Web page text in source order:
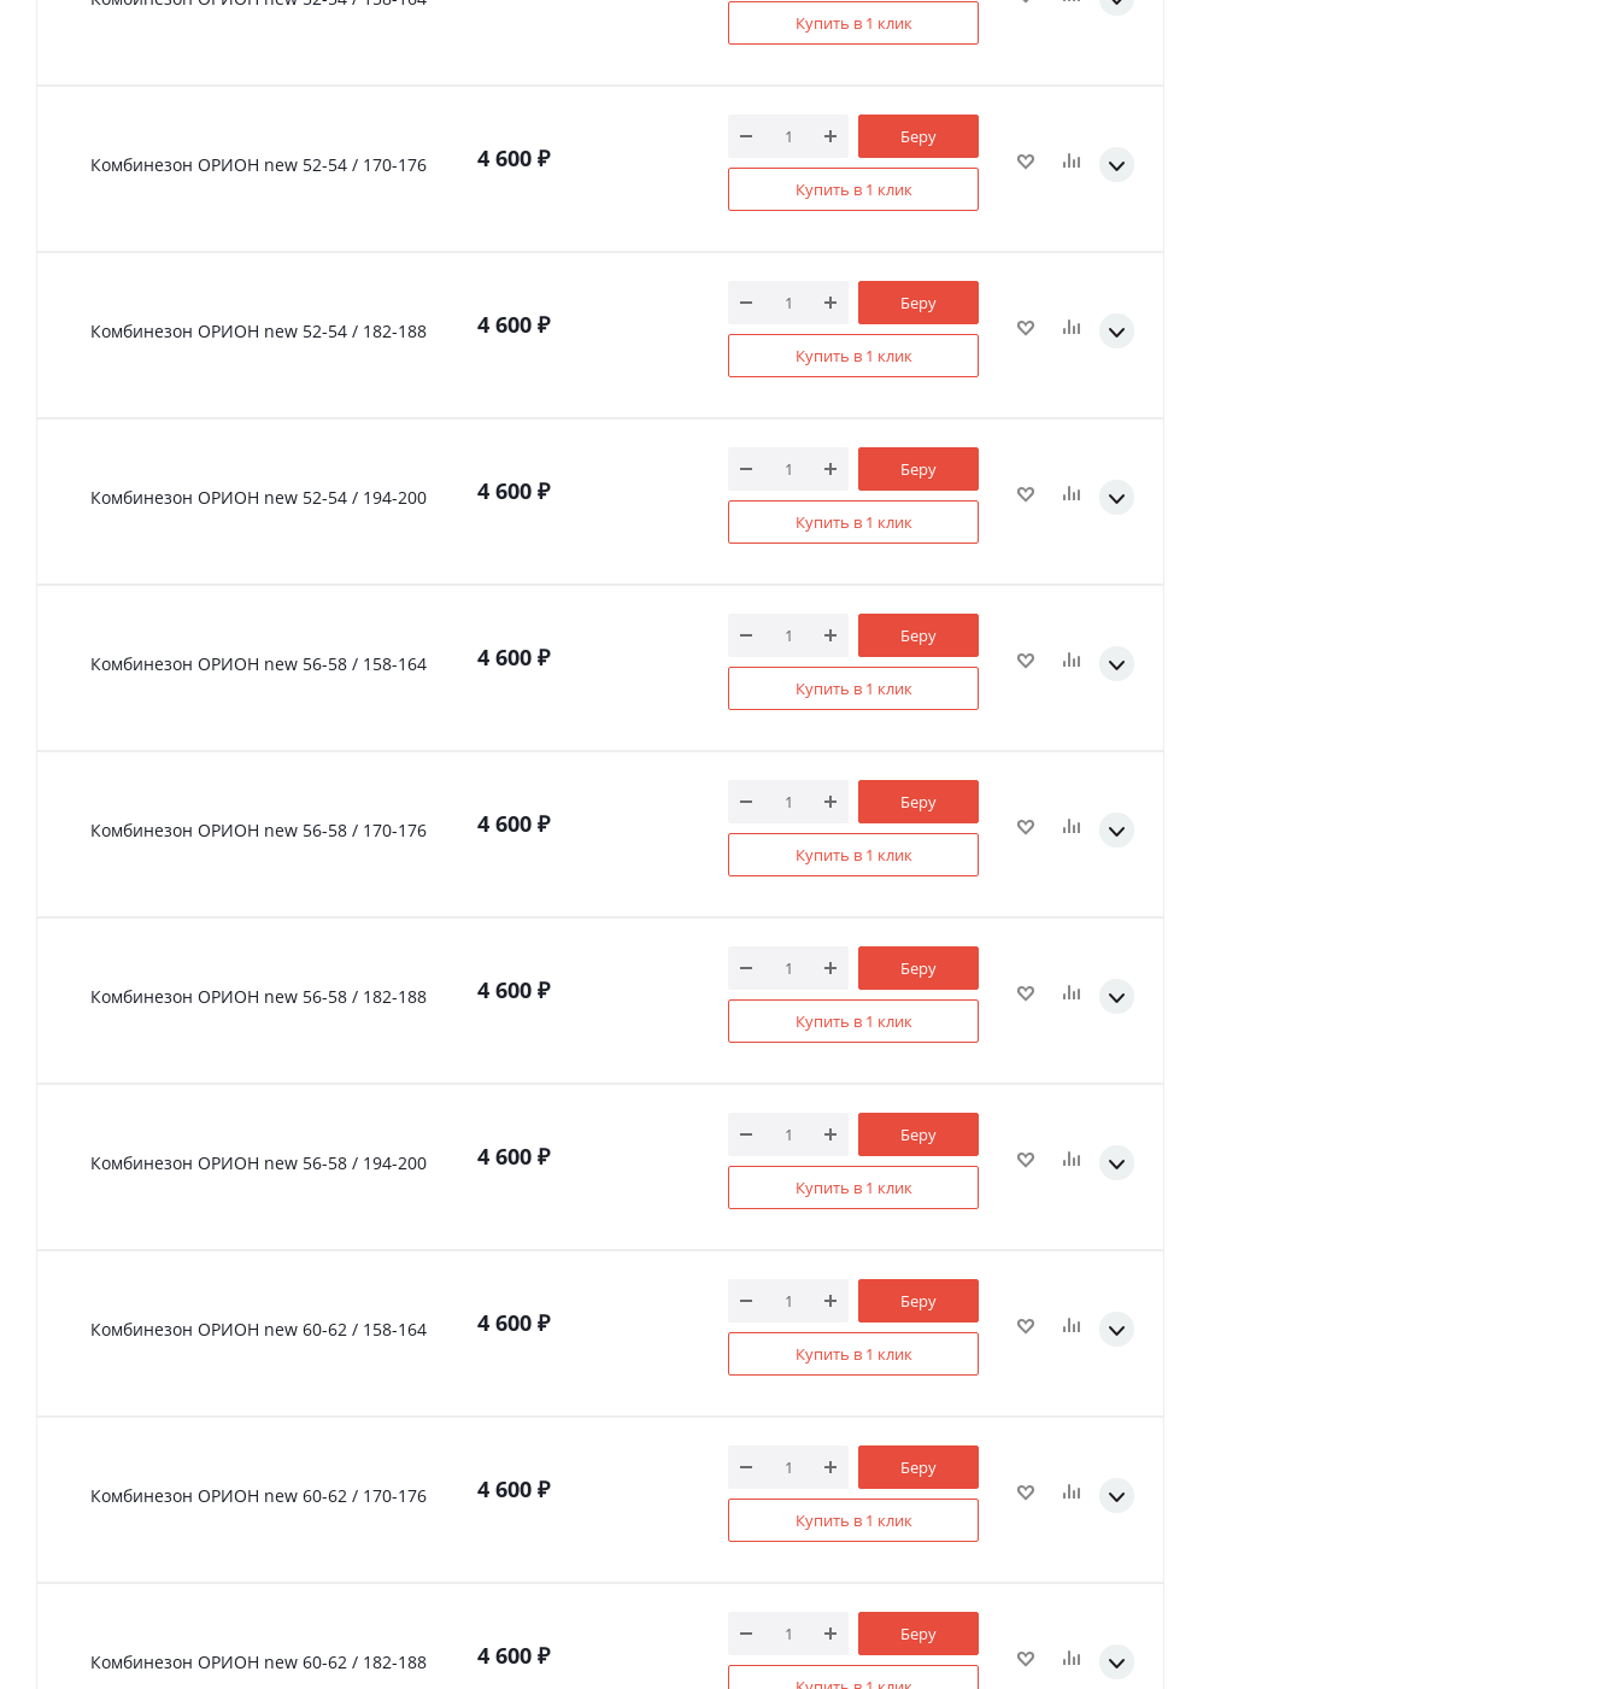
Купить в 1 клик
Комбинезон ОРИОН new 52-54 / 170-176 4 600 ₽
Беру
Купить в 1 клик
Комбинезон ОРИОН new 52-54 / 182-188 4 600 ₽
Беру
Купить в 1 клик
Комбинезон ОРИОН new 52-54 / 194-200 4 600 ₽
Беру
Купить в 1 клик
Комбинезон ОРИОН new 56-58 / 158-164 4 600 ₽
Беру
Купить в 1 клик
Комбинезон ОРИОН new 56-58 / 170-176 4 600 ₽
Беру
Купить в 1 клик
Комбинезон ОРИОН new 56-58 / 182-188 4 600 ₽
Беру
Купить в 1 клик
Комбинезон ОРИОН new 56-58 / 194-200 4 600 ₽
Беру
Купить в 1 клик
Комбинезон ОРИОН new 60-62 / 158-164 4 600 ₽
Беру
Купить в 1 клик
Комбинезон ОРИОН new 60-62 / 170-176 4 600 ₽
Беру
Купить в 1 клик
Комбинезон ОРИОН new 60-62 / 182-188 4 600 ₽
Беру